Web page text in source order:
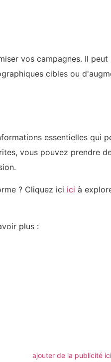
vos campagnes. Il peut
cibles ou
essentielles qui
vous pouvez prendre
? Cliquez ici ici à
plus :
ajouter de la publicité ici